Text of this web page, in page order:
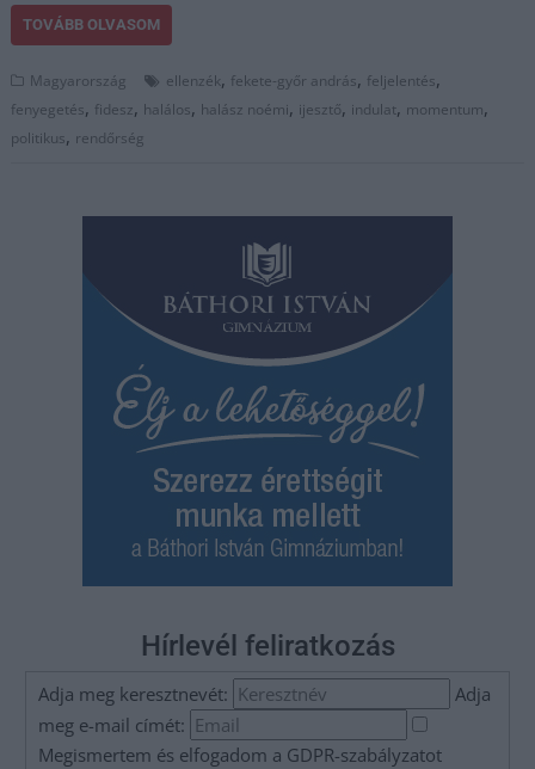
TOVÁBB OLVASOM
Magyarország ellenzék, fekete-győr andrás, feljelentés,
fenyegetés, fidesz, halálos, halász noémi, ijesztő, indulat, momentum,
politikus, rendőrség
Hírlevél feliratkozás
Adja meg keresztnevét:
Adja
meg e-mail címét:
Megismertem és elfogadom a GDPR-szabályzatot